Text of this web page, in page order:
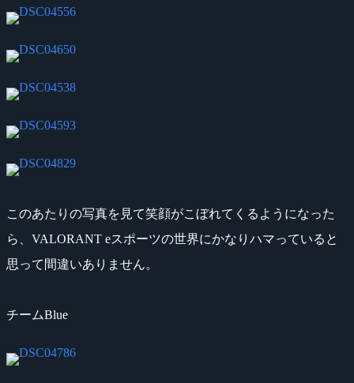
このあたりの写真を見て笑顔がこぼれてくるようになった
ら、VALORANT eスポーツの世界にかなりハマっていると
思って間違いありません。
チームBlue